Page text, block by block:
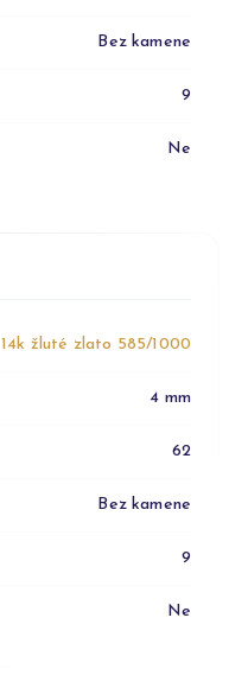
Bez kamene
9
Ne
14k žluté zlato 585/1000
4 mm
62
Bez kamene
9
Ne